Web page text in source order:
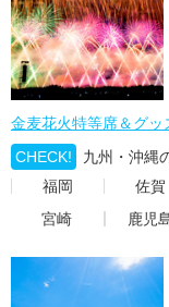
金麦花火特等席＆グッ
CHECK!
九州・沖縄
福岡
佐賀
宮崎
鹿児